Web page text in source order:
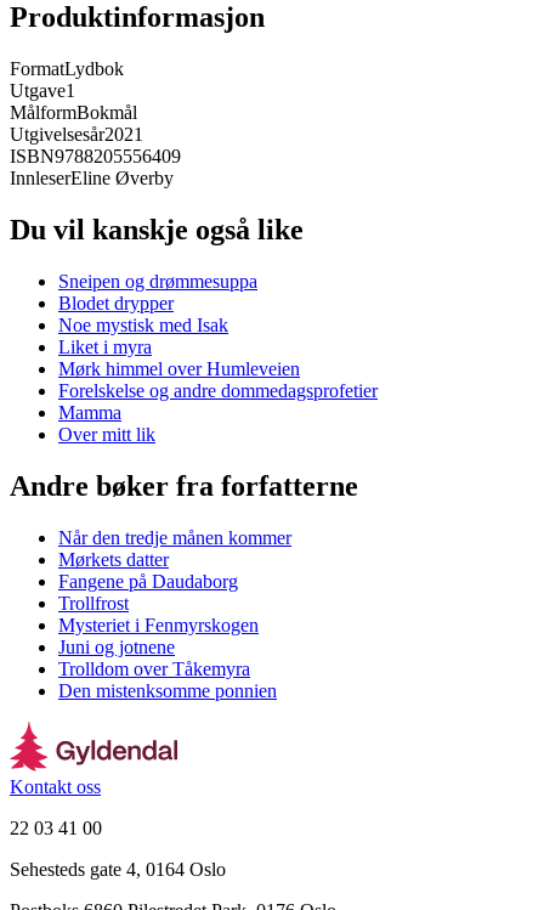
Produktinformasjon
FormatLydbok
Utgave1
MålformBokmål
Utgivelsesår2021
ISBN9788205556409
InnleserEline Øverby
Du vil kanskje også like
Sneipen og drømmesuppa
Blodet drypper
Noe mystisk med Isak
Liket i myra
Mørk himmel over Humleveien
Forelskelse og andre dommedagsprofetier
Mamma
Over mitt lik
Andre bøker fra forfatterne
Når den tredje månen kommer
Mørkets datter
Fangene på Daudaborg
Trollfrost
Mysteriet i Fenmyrskogen
Juni og jotnene
Trolldom over Tåkemyra
Den mistenksomme ponnien
Kontakt oss
22 03 41 00
Sehesteds gate 4, 0164 Oslo